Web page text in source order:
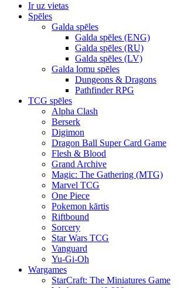
Ir uz vietas
Spēles
Galda spēles
Galda spēles (ENG)
Galda spēles (RU)
Galda spēles (LV)
Galda lomu spēles
Dungeons & Dragons
Pathfinder RPG
TCG spēles
Alpha Clash
Berserk
Digimon
Dragon Ball Super Card Game
Flesh & Blood
Grand Archive
Magic: The Gathering (MTG)
Marvel TCG
One Piece
Pokemon kārtis
Riftbound
Sorcery
Star Wars TCG
Vanguard
Yu-Gi-Oh
Wargames
StarCraft: The Miniatures Game